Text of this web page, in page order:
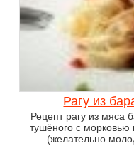
Рагу из
Рецепт рагу из мяса
тушёного с
(желательно